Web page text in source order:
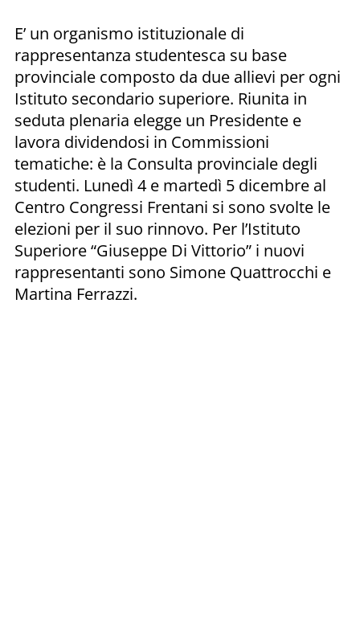
E’ un organismo istituzionale di
rappresentanza studentesca su base
provinciale composto da due allievi per ogni
Istituto secondario superiore. Riunita in
seduta plenaria elegge un Presidente e
lavora dividendosi in Commissioni
tematiche: è la Consulta provinciale degli
studenti. Lunedì 4 e martedì 5 dicembre al
Centro Congressi Frentani si sono svolte le
elezioni per il suo rinnovo. Per l’Istituto
Superiore “Giuseppe Di Vittorio” i nuovi
rappresentanti sono Simone Quattrocchi e
Martina Ferrazzi.